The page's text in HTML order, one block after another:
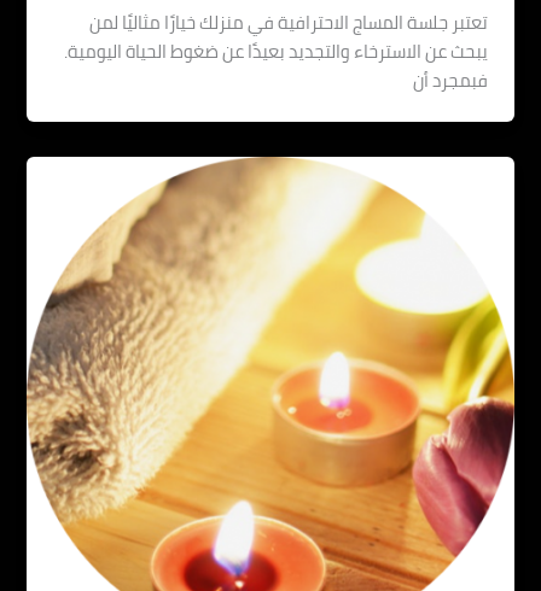
تعتبر جلسة المساج الاحترافية في منزلك خيارًا مثاليًا لمن
يبحث عن الاسترخاء والتجديد بعيدًا عن ضغوط الحياة اليومية.
فبمجرد أن